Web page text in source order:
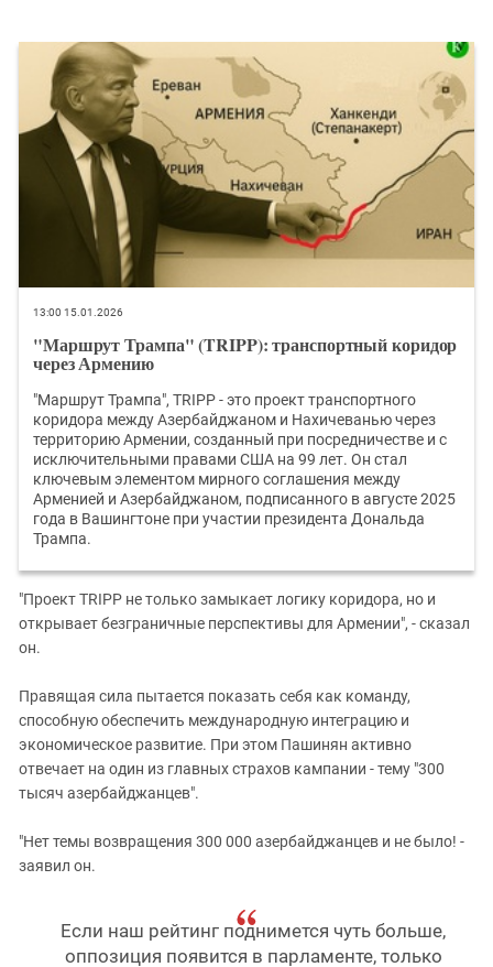
13:00 15.01.2026
"Маршрут Трампа" (TRIPP): транспортный коридор
через Армению
"Маршрут Трампа", TRIPP - это проект транспортного
коридора между Азербайджаном и Нахичеванью через
территорию Армении, созданный при посредничестве и с
исключительными правами США на 99 лет. Он стал
ключевым элементом мирного соглашения между
Арменией и Азербайджаном, подписанного в августе 2025
года в Вашингтоне при участии президента Дональда
Трампа.
"Проект TRIPP не только замыкает логику коридора, но и
открывает безграничные перспективы для Армении", - сказал
он.
Правящая сила пытается показать себя как команду,
способную обеспечить международную интеграцию и
экономическое развитие. При этом Пашинян активно
отвечает на один из главных страхов кампании - тему "300
тысяч азербайджанцев".
"Нет темы возвращения 300 000 азербайджанцев и не было! -
заявил он.
Если наш рейтинг поднимется чуть больше,
оппозиция появится в парламенте, только